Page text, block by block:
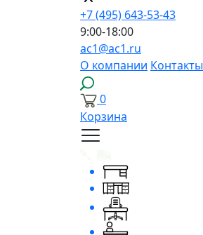
+7 (495) 643-53-43
9:00-18:00
ac1@ac1.ru
О компании Контакты
0
Корзина